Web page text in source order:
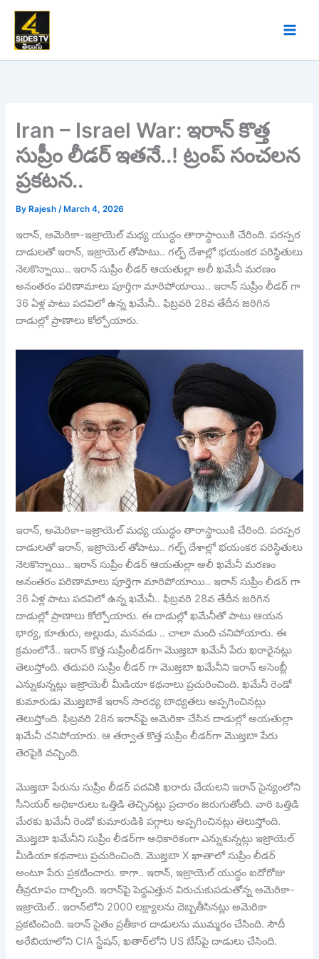
Skip
content
Iran – Israel War: ఇరాన్‌ కొత్త
సుప్రీం లీడర్‌ ఇతనే..! ట్రంప్ సంచలన
ప్రకటన..
By Rajesh/ March 4, 2026
ఇరాన్, అమెరికా-ఇజ్రాయెల్ మధ్య యుద్ధం తారాస్థాయికి చేరింది. పరస్పర
దాడులతో ఇరాన్, ఇజ్రాయెల్ తోపాటు.. గల్ఫ్ దేశాల్లో భయంకర పరిస్థితులు
నెలకొన్నాయి.. ఇరాన్ సుప్రీం లీడర్ ఆయతుల్లా అలీ ఖమేనీ మరణం
అనంతరం పరిణామాలు పూర్తిగా మారిపోయాయి.. ఇరాన్ సుప్రీం లీడర్ గా
36 ఏళ్ల పాటు పదవిలో ఉన్న ఖమేనీ.. ఫిబ్రవరి 28వ తేదీన జరిగిన
దాడుల్లో ప్రాణాలు కోల్పోయారు.
ఇరాన్, అమెరికా-ఇజ్రాయెల్ మధ్య యుద్ధం తారాస్థాయికి చేరింది. పరస్పర
దాడులతో ఇరాన్, ఇజ్రాయెల్ తోపాటు.. గల్ఫ్ దేశాల్లో భయంకర పరిస్థితులు
నెలకొన్నాయి.. ఇరాన్ సుప్రీం లీడర్ ఆయతుల్లా అలీ ఖమేనీ మరణం
అనంతరం పరిణామాలు పూర్తిగా మారిపోయాయి.. ఇరాన్ సుప్రీం లీడర్ గా
36 ఏళ్ల పాటు పదవిలో ఉన్న ఖమేనీ.. ఫిబ్రవరి 28వ తేదీన జరిగిన
దాడుల్లో ప్రాణాలు కోల్పోయారు. ఈ దాడుల్లో ఖమేనీతో పాటు ఆయన
భార్య, కూతురు, అల్లుడు, మనవడు .. చాలా మంది చనిపోయారు. ఈ
క్రమంలోనే.. ఇరాన్‌ కొత్త సుప్రీంలీడర్‌గా మొజ్తబా ఖమేనీ పేరు ఖరారైనట్లు
తెలుస్తోంది. తదుపరి సుప్రీం లీడర్ గా మొజ్తబా ఖమేనీని ఇరాన్‌ అసెంబ్లీ
ఎన్నుకున్నట్లు ఇజ్రాయెలీ మీడియా కథనాలు ప్రచురించింది. ఖమేనీ రెండో
కుమారుడు మొజ్తబాకే ఇరాన్‌ సారధ్య బాధ్యతలు అప్పగించినట్లు
తెలుస్తోంది. ఫిబ్రవరి 28న ఇరాన్‌పై అమెరికా చేసిన‌ దాడుల్లో అయతుల్లా
ఖమేనీ చనిపోయారు. ఆ తర్వాత కొత్త సుప్రీం లీడర్‌గా మొజ్తబా పేరు
తెరపైకి వచ్చింది.
మొజ్తబా పేరును సుప్రీం లీడర్‌ పదవికి ఖరారు చేయలని ఇరాన్‌ సైన్యంలోని
సీనియర్‌ అధికారులు ఒత్తిడి తెచ్చినట్లు ప్రచారం జరుగుతోంది. వారి ఒత్తిడి
మేరకు ఖమేనీ రెండో కుమారుడికి పగ్గాలు అప్పగించినట్లు తెలుస్తోంది.
మొజ్తబా ఖమేనీని సుప్రీం లీడర్‌గా అధికారికంగా ఎన్నుకున్నట్లు ఇజ్రాయెల్‌
మీడియా కథనాలు ప్రచురించింది. మొజ్తబా X ఖాతాలో సుప్రీం లీడర్‌
అంటూ పేరు ప్రకటించారు. కాగా.. ఇరాన్‌, ఇజ్రాయెల్ యుద్ధం ఐదోరోజు
తీవ్రరూపం దాల్చింది. ఇరాన్‌పై పెద్దఎత్తున విరుచుకుపడుతోన్న అమెరికా-
ఇజ్రాయెల్‌.. ఇరాన్‌లోని 2000 లక్ష్యాలను దెబ్బతీసినట్లు అమెరికా
ప్రకటించింది. ఇరాన్ సైతం ప్రతీకార దాడులను ముమ్మరం చేసింది. సౌదీ
అరేబియాలోని CIA స్టేషన్‌, ఖతార్‌లోని US బేస్‌పై దాడులు చేసింది.